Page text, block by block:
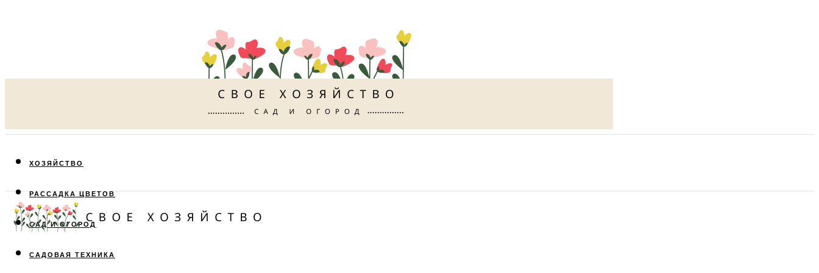
ХОЗЯЙСТВО
РАССАДКА ЦВЕТОВ
САД И ОГОРОД
САДОВАЯ ТЕХНИКА